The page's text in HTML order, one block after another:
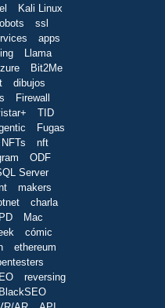
Kali Linux
ssl
apps
Llama
Bit2Me
dibujos
Firewall
TID
Fugas
NFTs
nft
ODF
Server
makers
charla
Mac
cómic
ethereum
reversing
BlackSEO